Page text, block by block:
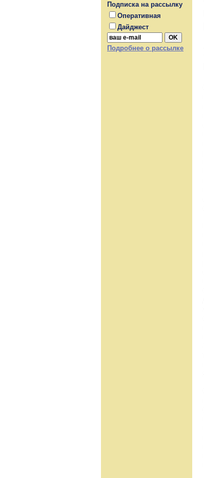
Подписка на рассылку
Оперативная
Дайджест
Подробнее о рассылке